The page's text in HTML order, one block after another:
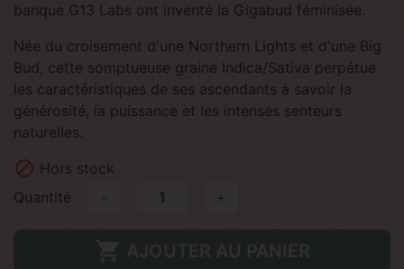
banque G13 Labs ont inventé la Gigabud féminisée.
Née du croisement d'une Northern Lights et d'une Big
Bud, cette somptueuse graine Indica/Sativa perpétue
les caractéristiques de ses ascendants à savoir la
générosité, la puissance et les intenses senteurs
naturelles.
 Hors stock
Quantité
+
 AJOUTER AU PANIER